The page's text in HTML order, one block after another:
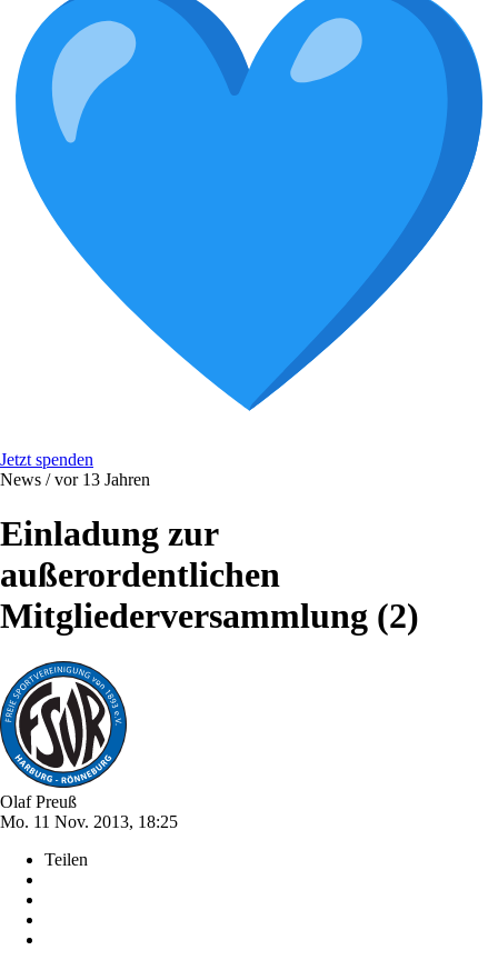
Jetzt spenden
News /vor 13 Jahren
Einladung zur
außerordentlichen
Mitgliederversammlung (2)
Olaf Preuß
Mo. 11 Nov. 2013, 18:25
Teilen